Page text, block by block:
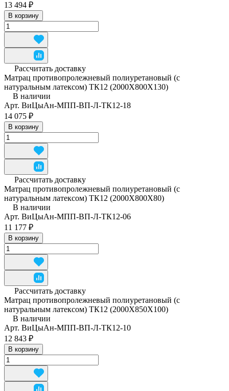
13 494 ₽
В корзину
Рассчитать доставку
Матрац противопролежневый полиуретановый (с
натуральным латексом) ТК12 (2000Х800Х130)
В наличии
Арт. ВиЦыАн-МПП-ВП-Л-ТК12-18
14 075 ₽
В корзину
Рассчитать доставку
Матрац противопролежневый полиуретановый (с
натуральным латексом) ТК12 (2000Х800Х80)
В наличии
Арт. ВиЦыАн-МПП-ВП-Л-ТК12-06
11 177 ₽
В корзину
Рассчитать доставку
Матрац противопролежневый полиуретановый (с
натуральным латексом) ТК12 (2000Х850Х100)
В наличии
Арт. ВиЦыАн-МПП-ВП-Л-ТК12-10
12 843 ₽
В корзину